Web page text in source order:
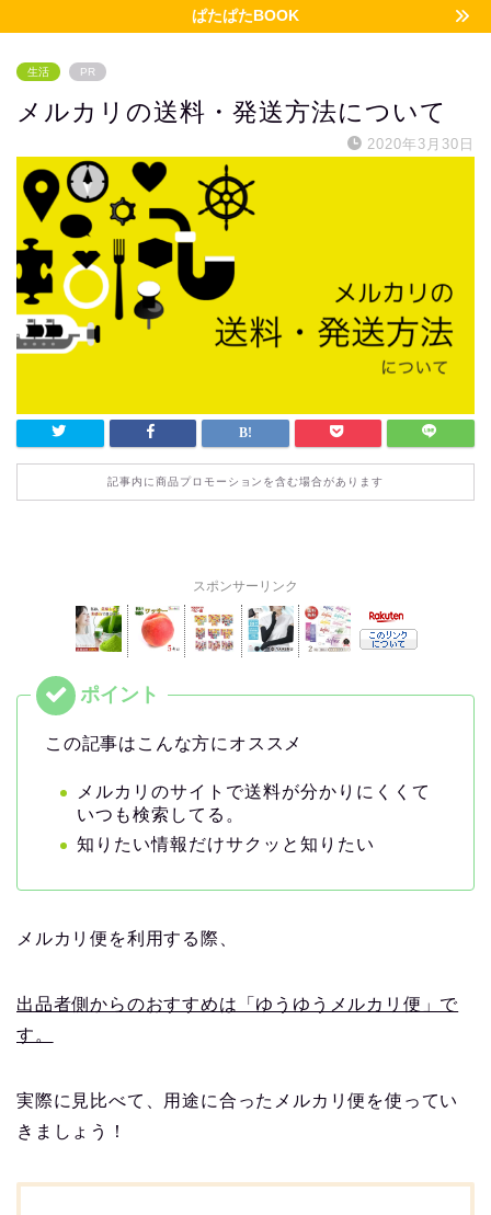
ぱたぱたBOOK
生活 PR
メルカリの送料・発送方法について
2020年3月30日
記事内に商品プロモーションを含む場合があります
スポンサーリンク
この記事はこんな方にオススメ
メルカリのサイトで送料が分かりにくくて
いつも検索してる。
知りたい情報だけサクッと知りたい
メルカリ便を利用する際、
出品者側からのおすすめは「ゆうゆうメルカリ便」で
す。
実際に見比べて、用途に合ったメルカリ便を使ってい
きましょう！